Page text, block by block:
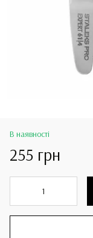
В наявності
255 грн